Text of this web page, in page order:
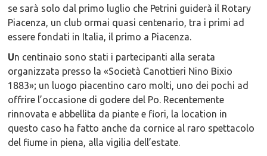
se sarà solo dal primo luglio che Petrini guiderà il Rotary
Piacenza, un club ormai quasi centenario, tra i primi ad
essere fondati in Italia, il primo a Piacenza.
Un centinaio sono stati i partecipanti alla serata
organizzata presso la «Società Canottieri Nino Bixio
1883»; un luogo piacentino caro molti, uno dei pochi ad
offrire l’occasione di godere del Po. Recentemente
rinnovata e abbellita da piante e fiori, la location in
questo caso ha fatto anche da cornice al raro spettacolo
del fiume in piena, alla vigilia dell’estate.